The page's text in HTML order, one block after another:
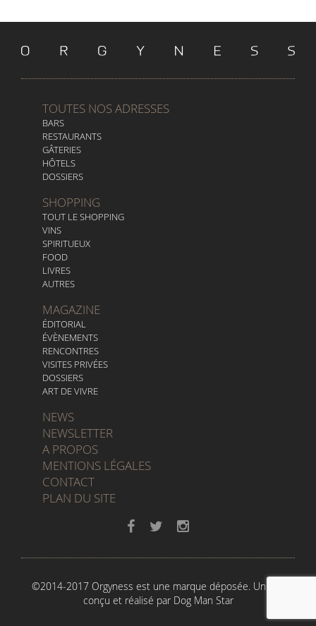
TOUTES NOS ADRESSES
BARS
RESTAURANTS
GÂTERIES
HÔTELS
DOSSIERS
SHOPPING
TOUT LE SHOPPING
VINS
SPIRITUEUX
FOOD
LIVRES
AUTRES
MAGAZINE
ÉDITORIAL
ÉVÈNEMENTS
RENCONTRES
VISITES PRIVÉES
DOSSIERS
ART DE VIVRE
NEWS
NEWSLETTER
A PROPOS
MENTIONS LÉGALES
CONTACT
PLAN DU SITE
©2014-2017 Orgyness est une marque déposée. Un site
conçu et réalisé par Dog Man Star